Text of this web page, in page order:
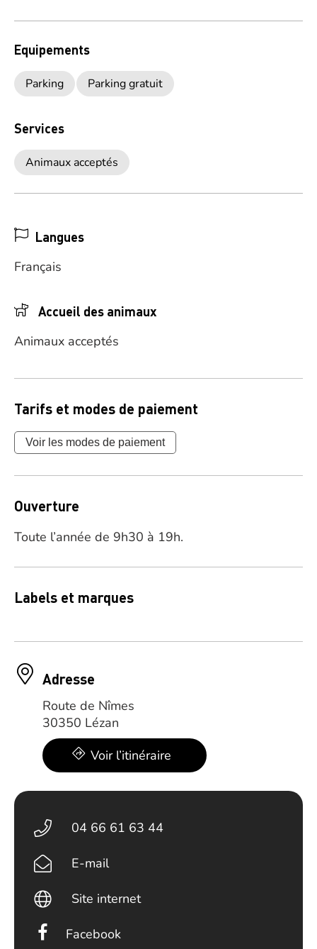
Equipements
Parking Parking gratuit
Services
Animaux acceptés
Langues
Français
Accueil des animaux
Animaux acceptés
Tarifs et modes de paiement
Voir les modes de paiement
Ouverture
Toute l’année de 9h30 à 19h.
Labels et marques
Adresse
Route de Nîmes
30350 Lézan
Voir l’itinéraire
04 66 61 63 44
E-mail
Site internet
Facebook